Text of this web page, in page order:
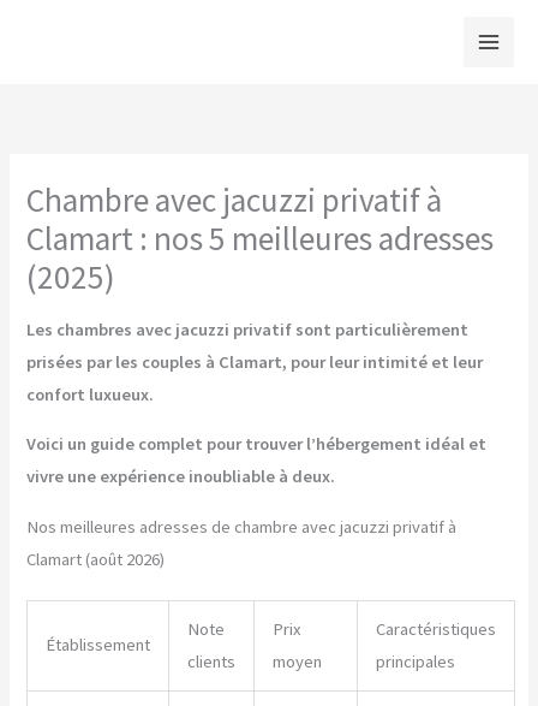
Chambre avec jacuzzi privatif à
Clamart : nos 5 meilleures adresses
(2025)
Les chambres avec jacuzzi privatif sont particulièrement
prisées par les couples à Clamart, pour leur intimité et leur
confort luxueux.
Voici un guide complet pour trouver l’hébergement idéal et
vivre une expérience inoubliable à deux.
Nos meilleures adresses de chambre avec jacuzzi privatif à
Clamart (août 2026)
Établissement
Note
clients
Prix
moyen
Caractéristiques
principales